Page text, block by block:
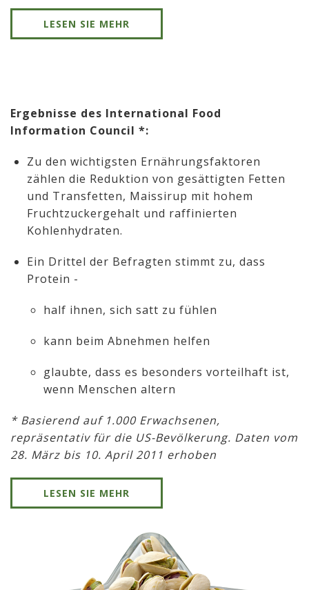
LESEN SIE MEHR
Ergebnisse des International Food
Information Council *:
Zu den wichtigsten Ernährungsfaktoren
zählen die Reduktion von gesättigten Fetten
und Transfetten, Maissirup mit hohem
Fruchtzuckergehalt und raffinierten
Kohlenhydraten.
Ein Drittel der Befragten stimmt zu, dass
Protein -
half ihnen, sich satt zu fühlen
kann beim Abnehmen helfen
glaubte, dass es besonders vorteilhaft ist,
wenn Menschen altern
* Basierend auf 1.000 Erwachsenen,
repräsentativ für die US-Bevölkerung. Daten vom
28. März bis 10. April 2011 erhoben
LESEN SIE MEHR